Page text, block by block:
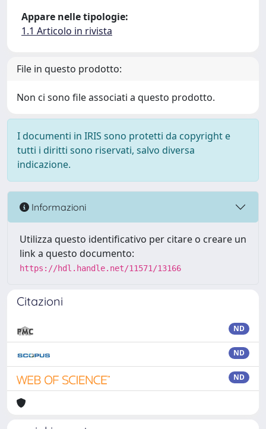
Appare nelle tipologie:
1.1 Articolo in rivista
File in questo prodotto:
Non ci sono file associati a questo prodotto.
I documenti in IRIS sono protetti da copyright e
tutti i diritti sono riservati, salvo diversa
indicazione.
Informazioni
Utilizza questo identificativo per citare o creare un
link a questo documento:
https://hdl.handle.net/11571/13166
Citazioni
ND
ND
ND